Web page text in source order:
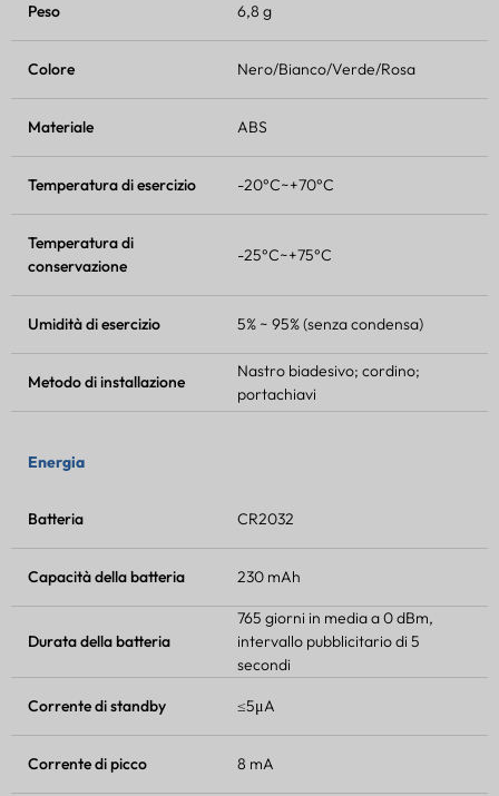
Peso 6,8 g
Colore Nero/Bianco/Verde/Rosa
Materiale ABS
Temperatura di esercizio -20°C~+70°C
Temperatura di
conservazione
-25°C~+75°C
Umidità di esercizio 5% ~ 95% (senza condensa)
Metodo di installazione
Nastro biadesivo; cordino;
portachiavi
Energia
Batteria CR2032
Capacità della batteria 230 mAh
Durata della batteria
765 giorni in media a 0 dBm,
intervallo pubblicitario di 5
secondi
Corrente di standby ≤5μA
Corrente di picco 8 mA